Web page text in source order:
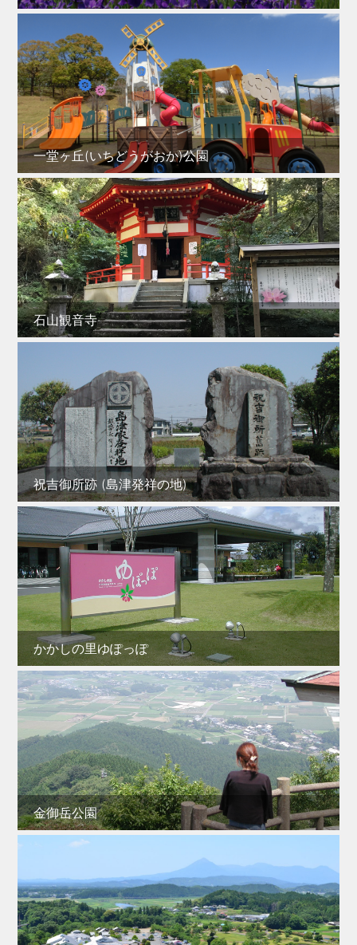
一堂ヶ丘(いちどうがおか)公園
石山観音寺
祝吉御所跡 (島津発祥の地)
かかしの里ゆぽっぽ
金御岳公園